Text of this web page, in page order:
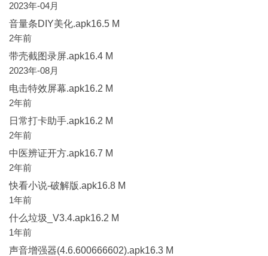
2023年-04月
音量条DIY美化.apk16.5 M
2年前
带壳截图录屏.apk16.4 M
2023年-08月
电击特效屏幕.apk16.2 M
2年前
日常打卡助手.apk16.2 M
2年前
中医辨证开方.apk16.7 M
2年前
快看小说-破解版.apk16.8 M
1年前
什么垃圾_V3.4.apk16.2 M
1年前
声音增强器(4.6.600666602).apk16.3 M